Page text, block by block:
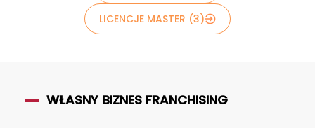
LICENCJE MASTER (3)
WŁASNY BIZNES FRANCHISING